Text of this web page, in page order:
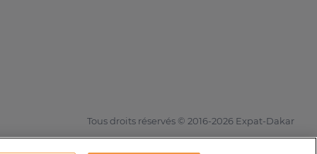
Tous droits réservés © 2016-2026 Expat-Dakar